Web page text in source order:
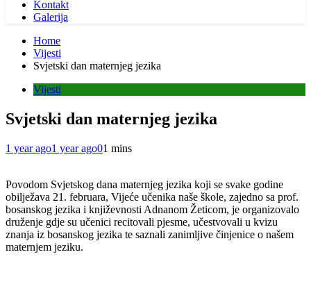
Kontakt
Galerija
Home
Vijesti
Svjetski dan maternjeg jezika
Vijesti
Svjetski dan maternjeg jezika
1 year ago1 year ago01 mins
Povodom Svjetskog dana maternjeg jezika koji se svake godine
obilježava 21. februara, Vijeće učenika naše škole, zajedno sa prof.
bosanskog jezika i književnosti Adnanom Žeticom, je organizovalo
druženje gdje su učenici recitovali pjesme, učestvovali u kvizu
znanja iz bosanskog jezika te saznali zanimljive činjenice o našem
maternjem jeziku.